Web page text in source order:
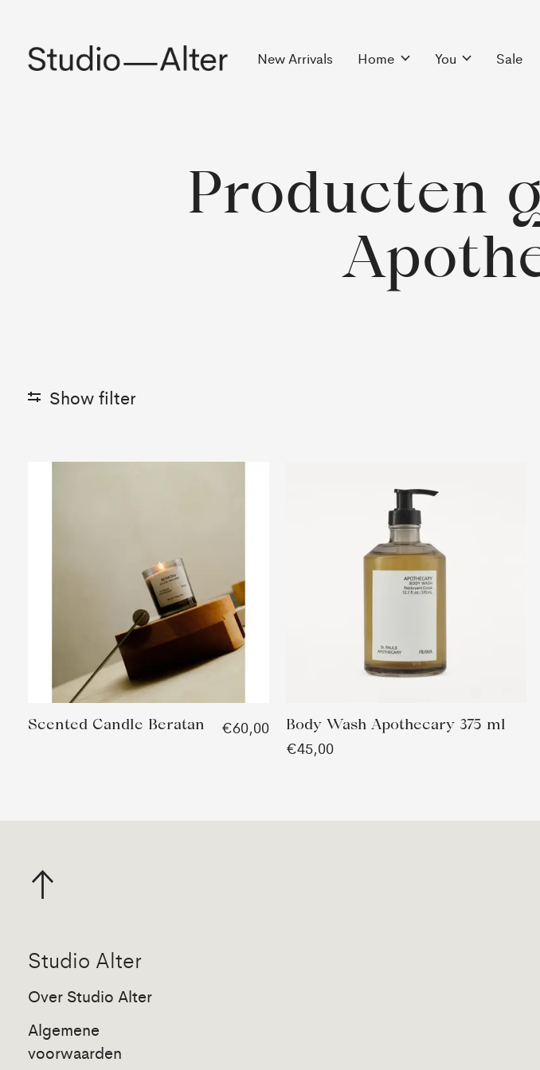
New Arrivals Home You Sale
Producten
Show filter
Scented Candle Beratan €60,00 Body Wash Apothecary 375 ml
€45,00
Studio Alter
Over Studio Alter
Algemene
voorwaarden